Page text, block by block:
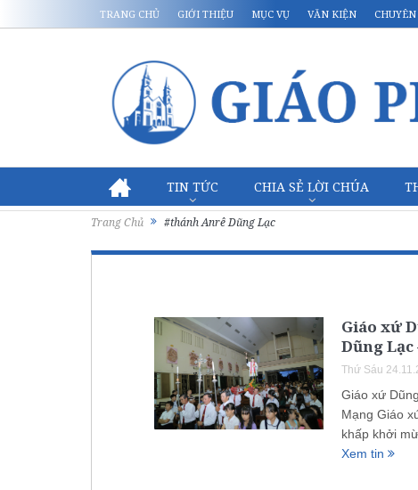
TRANG CHỦ GIỚI THIỆU MỤC VỤ VĂN KIỆN
TIN TỨC CHIA SẺ LỜI CHÚA
Trang Chủ #thánh Anrê Dũng Lạc
Giáo xứ
Dũng Lạc
Thứ Sáu
Giáo xứ
Mạng Giáo
khấp khởi
Xem tin